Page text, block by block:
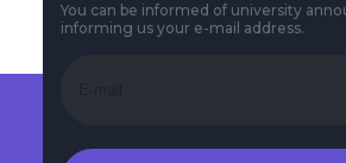
You can be informed of university
informing us your e-mail address.